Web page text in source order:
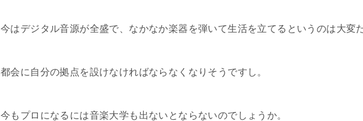
今はデジタル音源が全盛で、なかなか楽器を弾いて生活を立てるというのは大変
都会に自分の拠点を設けなければならなくなりそうですし。
今もプロになるには音楽大学も出ないとならないのでしょうか。